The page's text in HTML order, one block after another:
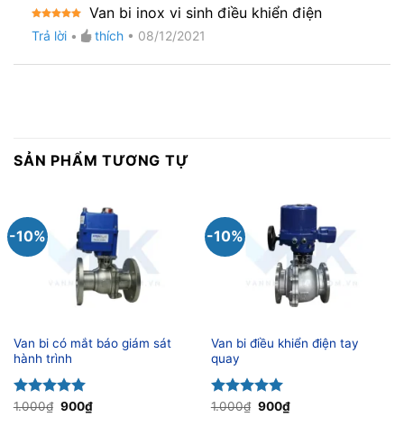
hạng55
Van bi inox vi sinh điều khiển điện
Trả lời • thích • 08/12/2021
SẢN PHẨM TƯƠNG TỰ
-10%
Van bi có mắt báo giám sát
hành trình
Được xếp
1.000₫ Giá
900₫Giá
hiện
-10%
Van bi điều khiển điện tay
quay
Được xếp
1.000₫ Giá
900₫Giá
hiện